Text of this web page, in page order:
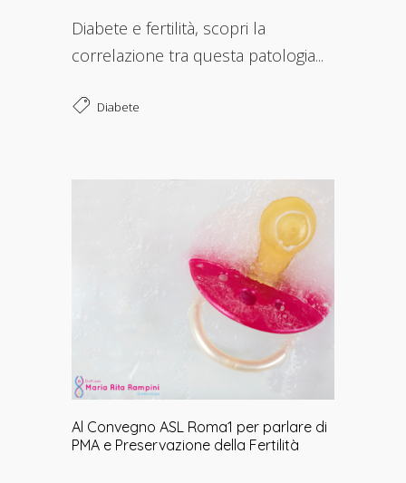
Diabete e fertilità, scopri la
correlazione tra questa patologia...
Diabete
Al Convegno ASL Roma1 per parlare di
PMA e Preservazione della Fertilità